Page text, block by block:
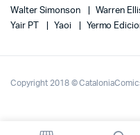
Walter Simonson
Warren
Yair PT
Yaoi Yermo
Copyright 2018 ©